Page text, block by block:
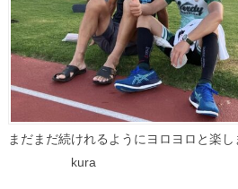
まだまだ続けれるようにヨロヨロと楽し
kura